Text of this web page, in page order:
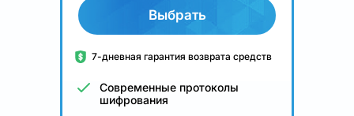
Выбрать
7-дневная гарантия возврата средств
Современные протоколы
шифрования